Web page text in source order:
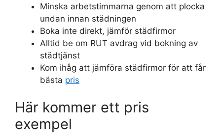
Minska arbetstimmarna genom att plocka
undan innan städningen
Boka inte direkt, jämför städfirmor
Alltid be om RUT avdrag vid bokning av
städtjänst
Kom ihåg att jämföra städfirmor för att får
bästa pris
Här kommer ett pris
exempel